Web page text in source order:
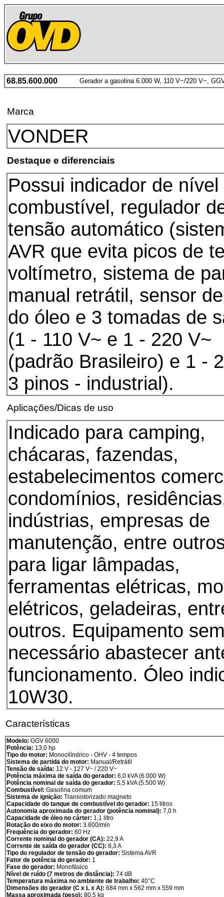
68.85.600.000 Gerador a gasolina 6.000 W, 110 V~/220 V~,
Marca
VONDER
Destaque e diferenciais
Possui indicador de nível
combustível, regulador
tensão automático
AVR que evita picos de
voltímetro, sistema de
manual retrátil, sensor
do óleo e 3 tomadas de
(1 - 110 V~ e 1 - 220 V~
(padrão Brasileiro) e 1 -
3 pinos - industrial).
Aplicações/Dicas de uso
Indicado para camping,
chácaras, fazendas,
estabelecimentos
condomínios,
indústrias, empresas de
manutenção, entre
para ligar lâmpadas,
ferramentas elétricas,
elétricos, geladeiras,
outros. Equipamento
necessário abastecer
funcionamento. Óleo
10W30.
Características
Modelo: GGV 6000
Potência: 13,0 hp
Tipo do motor: Monocilíndrico - OHV - 4 tempos
Sistema de partida do motor: Manual/Retrátil
Tensão de saída: 12 V - 127 V~ / 220 V~
Potência máxima de saída do gerador: 6,0 kVA (6.000 W)
Potência nominal de saída do gerador: 5,5 kVA (5.500 W)
Combustível: Gasolina comum
Sistema de ignição: Transistorizado magneto
Capacidade do tanque de combustível do gerador: 15 litros
Autonomia aproximada do gerador (potência nominal): 7,0 h
Capacidade de óleo no cárter: 1,1 litro
Rotação do eixo do motor: 3.600/min
Frequência do gerador: 60 Hz
Corrente nominal do gerador (CA): 22,9 A
Corrente de saída do gerador (CC): 8,3 A
Tipo do regulador de tensão do gerador: Sistema AVR
Fator de potência do gerador: 1
Fase do gerador: Monofásico
Nível de ruído (7 metros de distância): 74 dB
Temperatura máxima no ambiente de trabalho: 40°C
Dimensões do gerador (C x L x A): 684 mm x 562 mm x 559 mm
Massa aproximada (peso): 80,5 kg